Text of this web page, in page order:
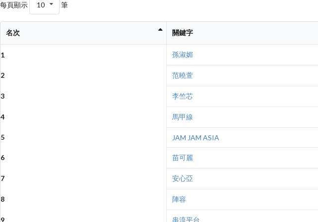
每頁顯示 10 筆
名次 關鍵字
1 孫淑媚
2 范曉萱
3 李竺芯
4 馬甲線
5 JAM JAM ASIA
6 苗可麗
7 安心亞
8 陣容
9 串流平台